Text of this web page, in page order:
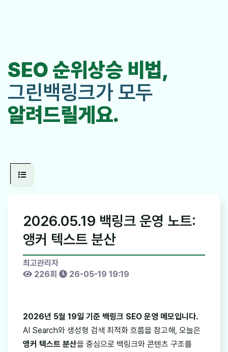
SEO 순위상승 비법,
그린백링크가 모두
알려드릴게요.
2026.05.19 백링크 운영 노트:
앵커 텍스트 분산
최고관리자
226회
26-05-19 19:19
2026년 5월 19일 기준 백링크 SEO 운영 메모입니다.
AI Search와 생성형 검색 최적화 흐름을 참고해, 오늘은
앵커 텍스트 분산을 중심으로 백링크와 콘텐츠 구조를